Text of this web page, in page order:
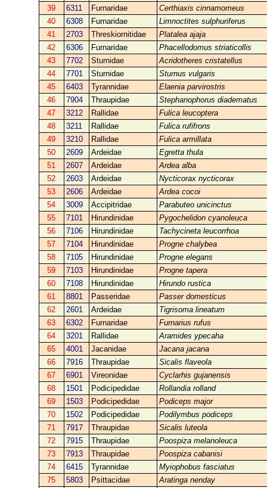
39
6311 Furnaridae
Certhiaxis cinnamomeus
40
6308 Furnaridae
Limnoctites sulphuriferus
41
2703 Threskiornitidae
Platalea ajaja
42
6306 Furnaridae
Phacellodomus striaticollis
43
7702 Sturnidae
Acridotheres cristatellus
44
7701 Sturnidae
Sturnus vulgaris
45
6403 Tyrannidae
Elaenia parvirostris
46
7904 Thraupidae
Stephanophorus diadematus
47
3212 Rallidae
Fulica leucoptera
48
3211 Rallidae
Fulica rufifrons
49
3210 Rallidae
Fulica armillata
50
2609 Ardeidae
Egretta thula
51
2607 Ardeidae
Ardea alba
52
2603 Ardeidae
Nycticorax nycticorax
53
2606 Ardeidae
Ardea cocoi
54
3009 Accipitridae
Parabuteo unicinctus
55
7101 Hirundinidae
Pygochelidon cyanoleuca
56
7106 Hirundinidae
Tachycineta leucorrhoa
57
7104 Hirundinidae
Progne chalybea
58
7105 Hirundinidae
Progne elegans
59
7103 Hirundinidae
Progne tapera
60
7108 Hirundinidae
Hirundo rustica
61
8801 Passeridae
Passer domesticus
62
2601 Ardeidae
Tigrisoma lineatum
63
6302 Furnaridae
Furnarius rufus
64
3201 Rallidae
Aramides ypecaha
65
4001 Jacanidae
Jacana jacana
66
7916 Thraupidae
Sicalis flaveola
67
6901 Vireonidae
Cyclarhis gujanensis
68
1501 Podicipedidae
Rollandia rolland
69
1503 Podicipedidae
Podiceps major
70
1502 Podicipedidae
Podilymbus podiceps
71
7917 Thraupidae
Sicalis luteola
72
7915 Thraupidae
Poospiza melanoleuca
73
7913 Thraupidae
Poospiza cabanisi
74
6415 Tyrannidae
Myiophobus fasciatus
75
5803 Psittacidae
Aratinga nenday